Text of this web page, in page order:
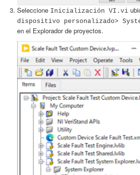
Seleccione Inicialización VI.vi
dispositivo personalizado>
en el Explorador de proyectos.